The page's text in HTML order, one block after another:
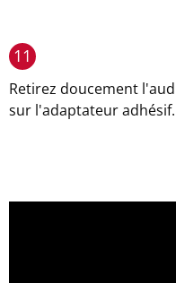
11
Retirez doucement
sur l'adaptateur adhésif.